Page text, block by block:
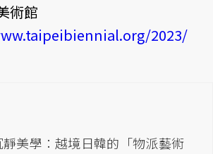
術館
2023/
美學：越境日韓的「物派藝術